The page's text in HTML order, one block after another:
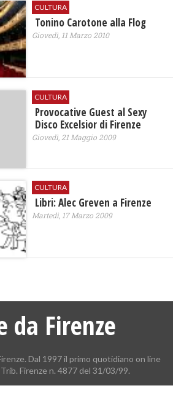
CULTURA
Tonino Carotone alla Flog
Giovedì, 11 Marzo 2010
CULTURA
Provocative Guest al Sexy
Disco Excelsior di Firenze
Giovedì, 21 Maggio 2009
CULTURA
Libri: Alec Greven a Firenze
Martedì, 17 Marzo 2009
da Firenze
Dal 1997 il primo quotidiano on line
Trib. Firenze n. 4877 del 31/03/99.